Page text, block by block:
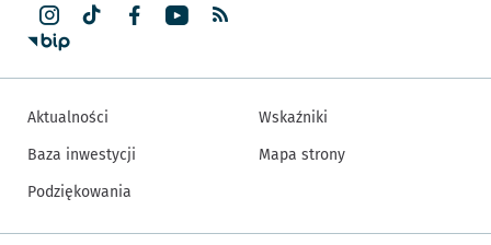
Aktualności
Baza inwestycji
Podziękowania
Wskaźniki
Mapa strony